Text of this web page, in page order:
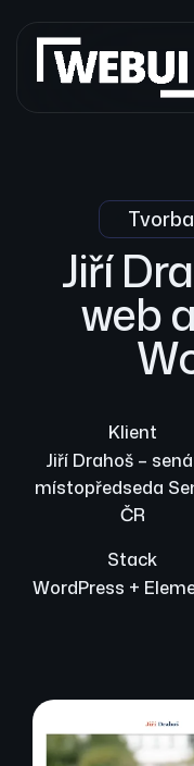
Jiří
web
Klient
Jiří Drahoš –
místopředseda
ČR
Stack
WordPress +